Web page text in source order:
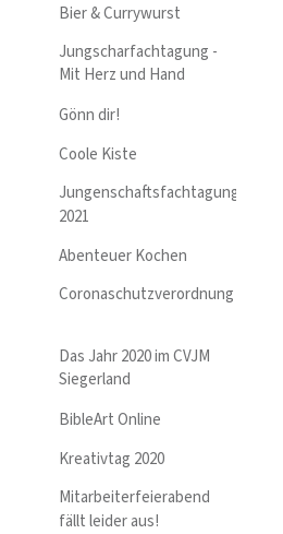
Bier & Currywurst
Jungscharfachtagung -
Mit Herz und Hand
Gönn dir!
Coole Kiste
Jungenschaftsfachtagung
2021
Abenteuer Kochen
Coronaschutzverordnung
Das Jahr 2020 im CVJM
Siegerland
BibleArt Online
Kreativtag 2020
Mitarbeiterfeierabend
fällt leider aus!